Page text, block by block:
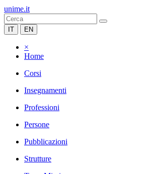
unime.it
IT EN
×
Home
Corsi
Insegnamenti
Professioni
Persone
Pubblicazioni
Strutture